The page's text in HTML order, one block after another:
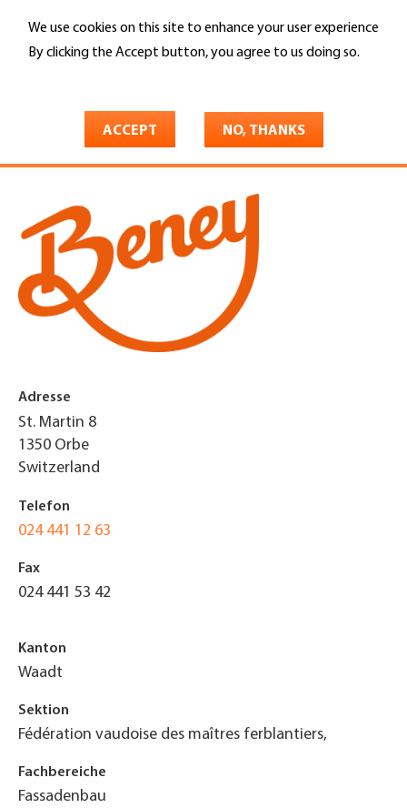
We use cookies on this site to enhance your user experience
By clicking the Accept button, you agree to us doing so.
ACCEPT NO, THANKS
main
Search
Beney & Fils Sàrl
Adresse
St. Martin 8
1350 Orbe
Switzerland
Telefon
024 441 12 63
Fax
024 441 53 42
Kanton
Waadt
Sektion
Fédération vaudoise des maîtres ferblantiers,
Fachbereiche
Fassadenbau